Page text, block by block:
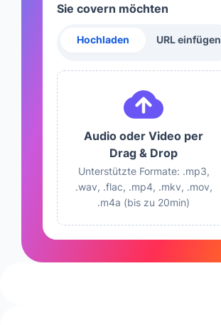
Sie covern möchten
Hochladen URL einfügen
Audio oder Video per
Drag & Drop
Unterstützte Formate: .mp3,
.wav, .flac, .mp4, .mkv, .mov,
.m4a (bis zu 20min)